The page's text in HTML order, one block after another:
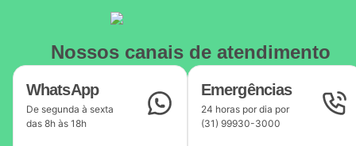
Nossos canais de atendimento
WhatsApp
De segunda à sexta
das 8h às 18h
Emergências
24 horas por dia por
(31) 99930-3000